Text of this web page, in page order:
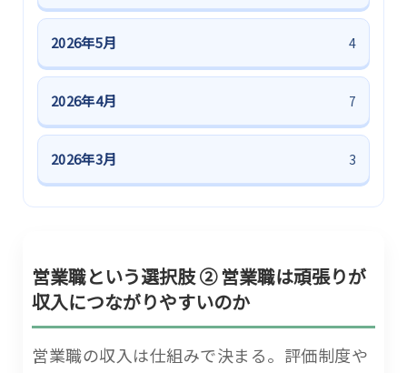
2026年5月 4
2026年4月 7
2026年3月 3
営業職という選択肢 ② 営業職は頑張りが
収入につながりやすいのか
営業職の収入は仕組みで決まる。評価制度や